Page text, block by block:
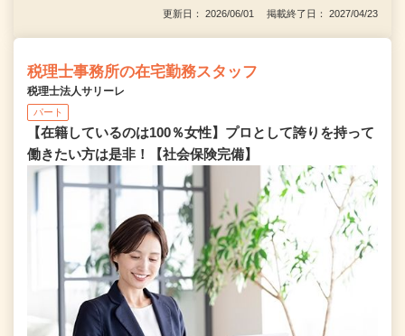
更新日： 2026/06/01 掲載終了日： 2027/04/23
税理士事務所の在宅勤務スタッフ
税理士法人サリーレ
パート
【在籍しているのは100％女性】プロとして誇りを持って
働きたい方は是非！【社会保険完備】